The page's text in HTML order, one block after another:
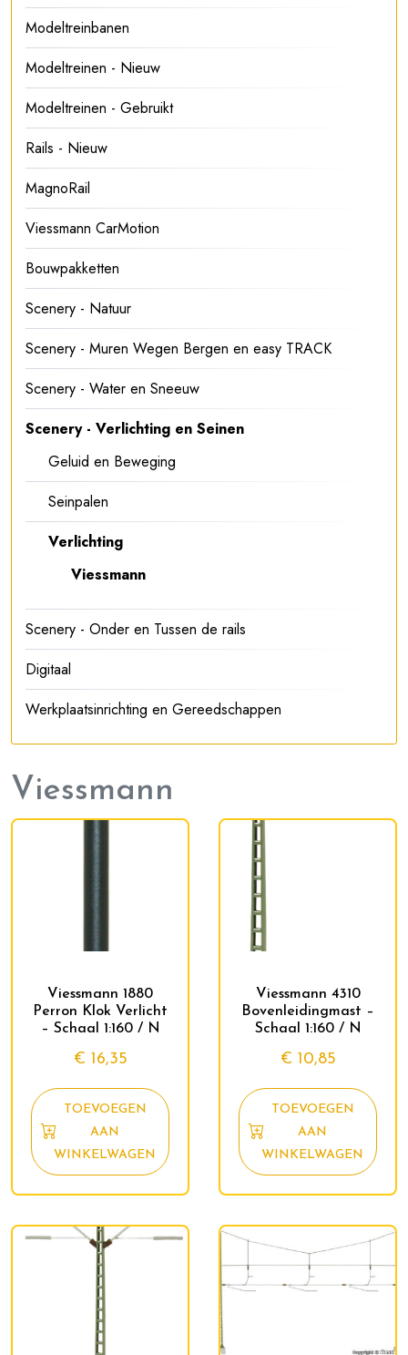
Viessmann
Viessmann 1880
Perron Klok Verlicht
– Schaal 1:160 / N
€ 16,35
TOEVOEGEN
AAN
WINKELWAGEN
Viessmann 4310
Bovenleidingmast –
Schaal 1:160 / N
€ 10,85
TOEVOEGEN
AAN
WINKELWAGEN
Modeltreinbanen
Modeltreinen - Nieuw
Modeltreinen - Gebruikt
Rails - Nieuw
MagnoRail
Viessmann CarMotion
Bouwpakketten
Scenery - Natuur
Scenery - Muren Wegen Bergen en easy TRACK
Scenery - Water en Sneeuw
Scenery - Verlichting en Seinen
Geluid en Beweging
Seinpalen
Verlichting
Viessmann
Scenery - Onder en Tussen de rails
Digitaal
Werkplaatsinrichting en Gereedschappen